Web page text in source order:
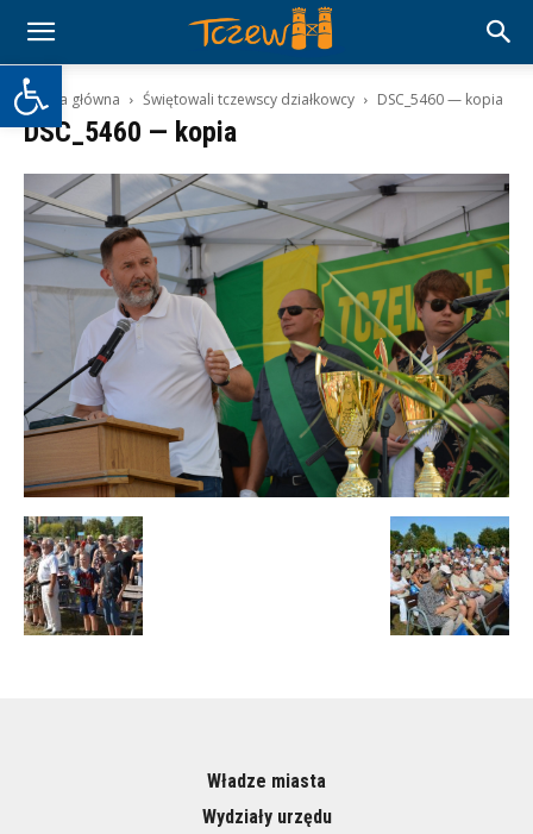
Otwórz pasek narzędzi
Strona główna Świętowali tczewscy działkowcy DSC_5460 — kopia
DSC_5460 — kopia
Władze miasta
Wydziały urzędu